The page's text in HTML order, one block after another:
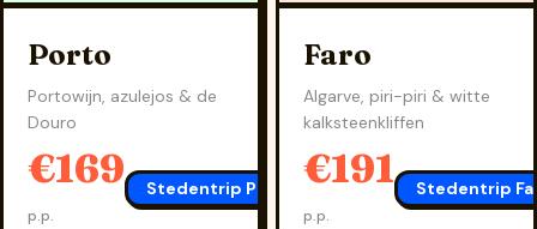
Porto
Portowijn, azulejos & de
Douro
€169
p.p.
Stedentrip Porto
Faro
Algarve, piri-piri & witte
kalksteenkliffen
€191
p.p.
Stedentrip